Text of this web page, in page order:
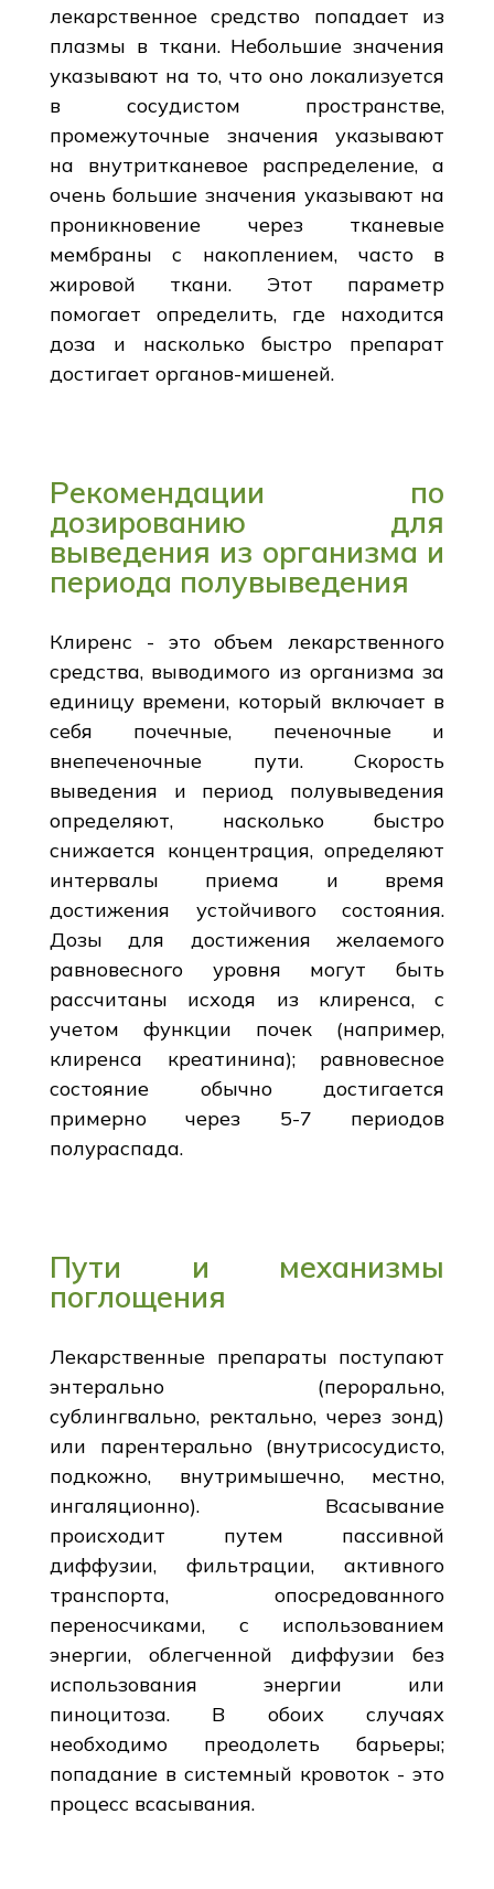
лекарственное средство попадает из
плазмы в ткани. Небольшие значения
указывают на то, что оно локализуется
в сосудистом пространстве,
промежуточные значения указывают
на внутритканевое распределение, а
очень большие значения указывают на
проникновение через тканевые
мембраны с накоплением, часто в
жировой ткани. Этот параметр
помогает определить, где находится
доза и насколько быстро препарат
достигает органов-мишеней.
Рекомендации по
дозированию для
выведения из организма и
периода полувыведения
Клиренс - это объем лекарственного
средства, выводимого из организма за
единицу времени, который включает в
себя почечные, печеночные и
внепеченочные пути. Скорость
выведения и период полувыведения
определяют, насколько быстро
снижается концентрация, определяют
интервалы приема и время
достижения устойчивого состояния.
Дозы для достижения желаемого
равновесного уровня могут быть
рассчитаны исходя из клиренса, с
учетом функции почек (например,
клиренса креатинина); равновесное
состояние обычно достигается
примерно через 5-7 периодов
полураспада.
Пути и механизмы
поглощения
Лекарственные препараты поступают
энтерально (перорально,
сублингвально, ректально, через зонд)
или парентерально (внутрисосудисто,
подкожно, внутримышечно, местно,
ингаляционно). Всасывание
происходит путем пассивной
диффузии, фильтрации, активного
транспорта, опосредованного
переносчиками, с использованием
энергии, облегченной диффузии без
использования энергии или
пиноцитоза. В обоих случаях
необходимо преодолеть барьеры;
попадание в системный кровоток - это
процесс всасывания.